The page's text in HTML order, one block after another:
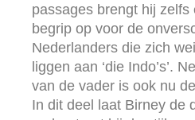
passages brengt hij zelfs
begrip op voor de
Nederlanders die zich
liggen aan ‘die Indo’s’.
van de vader is ook nu
In dit deel laat Birney de